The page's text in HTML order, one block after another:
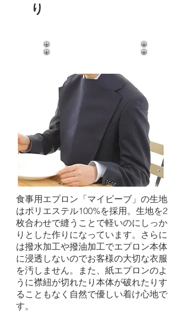
り
食事用エプロン「マイビーブ」の生地
はポリエステル100%を採用。生地を2
枚合わせで縫うことで軽いのにしっか
りとした作りになっています。さらに
は撥水加工や撥油加工でエプロン本体
に浸透しないのでお客様の大切な衣服
を汚しません。また、紙エプロンのよ
うに襟紐が切れたり本体が破れたりす
ることもなく自然で優しい着け心地で
す。